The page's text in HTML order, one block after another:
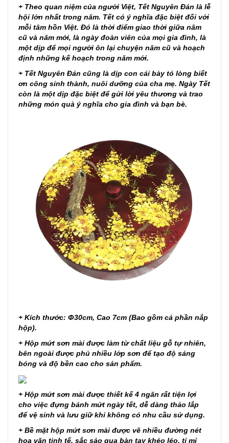
+ Theo quan niệm của người Việt, Tết Nguyên Đán là lễ
hội lớn nhất trong năm. Tết có ý nghĩa đặc biệt đối với
mỗi tâm hồn Việt. Đó là thời điểm giao thời giữa năm
cũ và năm mới, là ngày đoàn viên của mọi gia đình, là
một dịp để mọi người ôn lại chuyện năm cũ và hoạch
định những kế hoạch trong năm mới.
+ Tết Nguyên Đán cũng là dịp con cái bày tỏ lòng biết
ơn công sinh thành, nuôi dưỡng của cha mẹ. Ngày Tết
còn là một dịp đặc biệt để gửi lời yêu thương và trao
những món quà ý nghĩa cho gia đình và bạn bè.
+ Kích thước: Φ30cm, Cao 7cm (Bao gồm cả phần nắp
hộp).
+ Hộp mứt sơn mài được làm từ chất liệu gỗ tự nhiên,
bên ngoài được phủ nhiều lớp sơn để tạo độ sáng
bóng và độ bền cao cho sản phẩm.
+ Hộp mứt sơn mài được thiết kế 4 ngăn rất tiện lợi
cho việc đựng bánh mứt ngày tết, dễ dàng tháo lắp
để vệ sinh và lưu giữ khi không có nhu cầu sử dụng.
+ Bề mặt hộp mứt sơn mài được vẽ nhiều đường nét
hoa văn tinh tế, sắc sảo qua bàn tay khéo léo, tỉ mỉ